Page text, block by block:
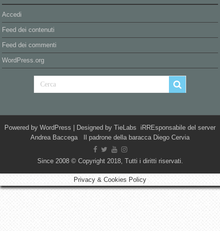
Accedi
Feed dei contenuti
Feed dei commenti
WordPress.org
Powered by WordPress | Designed by TieLabs iRREsponsabile del server
Andrea Baccega Il padrone della baracca Diego Cervia
Since 2008 © Copyright 2018, Tutti i diritti riservati.
Privacy & Cookies Policy